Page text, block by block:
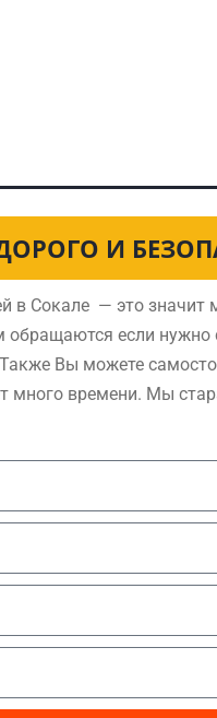
И
Сокале — это значит
если
Вы можете
много времени. Мы